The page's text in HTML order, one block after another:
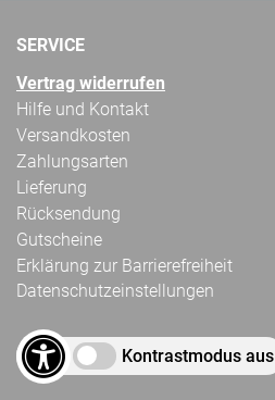
SERVICE
Vertrag widerrufen
Hilfe und Kontakt
Versandkosten
Zahlungsarten
Lieferung
Rücksendung
Gutscheine
Erklärung zur Barrierefreiheit
Datenschutzeinstellungen
Kontrastmodus aus